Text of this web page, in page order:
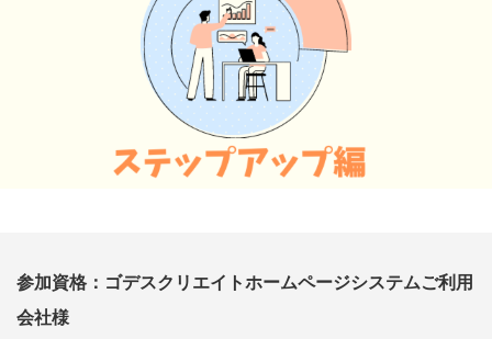
参加資格：ゴデスクリエイトホームページシステムご利用
会社様